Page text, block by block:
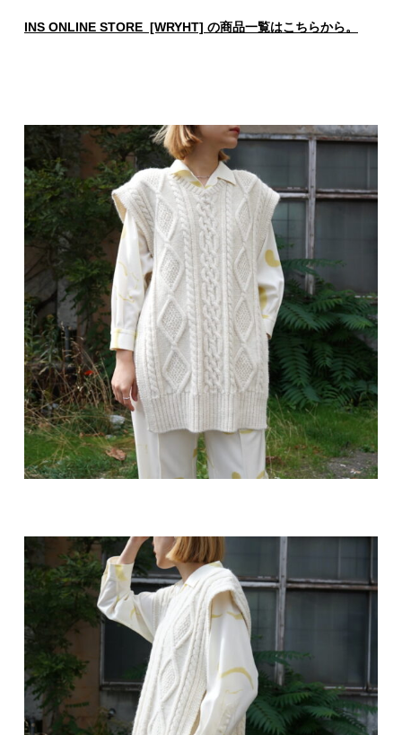
INS ONLINE STORE [WRYHT] の商品一覧はこちらから。